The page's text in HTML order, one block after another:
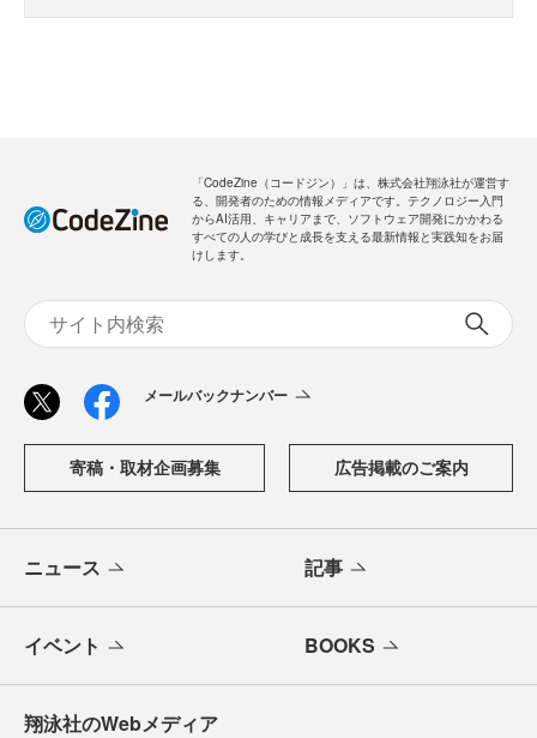
「CodeZine（コードジン）」は、株式会社翔泳社が運営す
る、開発者のための情報メディアです。テクノロジー入門
からAI活用、キャリアまで、ソフトウェア開発にかかわる
すべての人の学びと成長を支える最新情報と実践知をお届
けします。
メールバックナンバー
寄稿・取材企画募集 広告掲載のご案内
ニュース 記事
イベント BOOKS
翔泳社のWebメディア